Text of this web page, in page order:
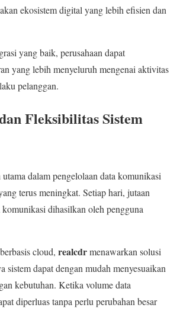
ekosistem digital yang lebih efisien dan
yang baik, perusahaan dapat
yang lebih menyeluruh mengenai aktivitas
pelanggan.
Fleksibilitas Sistem
utama dalam pengelolaan data komunikasi
terus meningkat. Setiap hari, jutaan
dihasilkan oleh pengguna
cloud, realcdrmenawarkan solusi
sistem dapat dengan mudah menyesuaikan
kebutuhan. Ketika volume data
diperluas tanpa perlu perubahan besar